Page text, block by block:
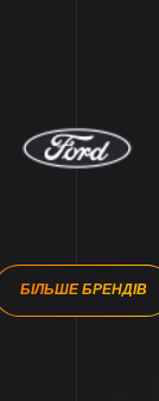
БІЛЬШЕ БРЕНДІВ